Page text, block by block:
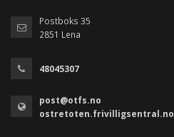
Postboks 35
2851 Lena
48045307
post@otfs.no
ostretoten.frivilligsentral.no